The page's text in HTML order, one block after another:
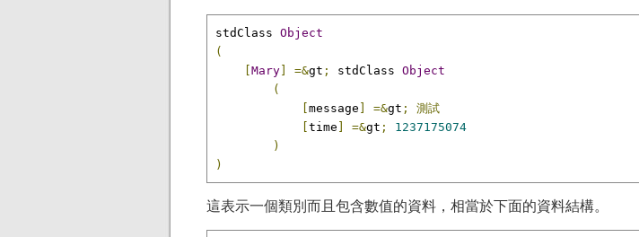
stdClass Object
(
Mary] =&gt ; stdClass Object
(
message =&gt ;
測試
time =&gt ;
1237175074
)
)
這表示一個類別而且包含數值的資料，相當於下面的資料結構。